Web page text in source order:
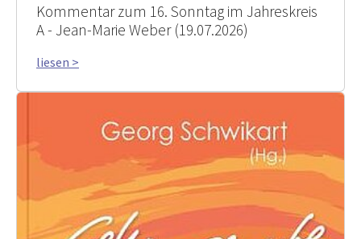
Kommentar zum 16. Sonntag im Jahreskreis
A - Jean-Marie Weber (19.07.2026)
liesen >